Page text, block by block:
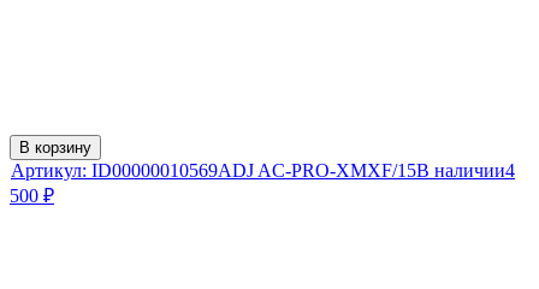
В корзину
Артикул: ID00000010569ADJ AC-PRO-XMXF/15В наличии4
500 ₽